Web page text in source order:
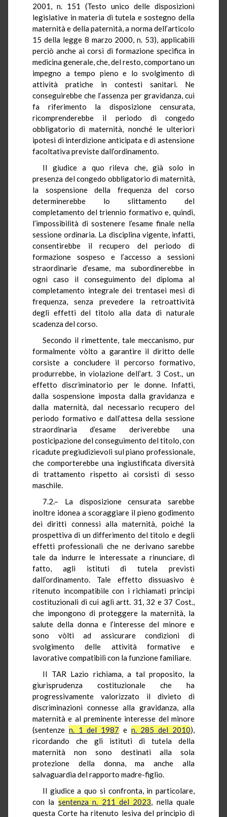
2001, n. 151 (Testo unico delle disposizioni
legislative in materia di tutela e sostegno della
maternità e della paternità, a norma dell’articolo
15 della legge 8 marzo 2000, n. 53), applicabili
perciò anche ai corsi di formazione specifica in
medicina generale, che, del resto, comportano un
impegno a tempo pieno e lo svolgimento di
attività pratiche in contesti sanitari. Ne
conseguirebbe che l’assenza per gravidanza, cui
fa riferimento la disposizione censurata,
ricomprenderebbe il periodo di congedo
obbligatorio di maternità, nonché le ulteriori
ipotesi di interdizione anticipata e di astensione
facoltativa previste dall’ordinamento.
Il giudice a quo rileva che, già solo in
presenza del congedo obbligatorio di maternità,
la sospensione della frequenza del corso
determinerebbe lo slittamento del
completamento del triennio formativo e, quindi,
l’impossibilità di sostenere l’esame finale nella
sessione ordinaria. La disciplina vigente, infatti,
consentirebbe il recupero del periodo di
formazione sospeso e l’accesso a sessioni
straordinarie d’esame, ma subordinerebbe in
ogni caso il conseguimento del diploma al
completamento integrale dei trentasei mesi di
frequenza, senza prevedere la retroattività
degli effetti del titolo alla data di naturale
scadenza del corso.
Secondo il rimettente, tale meccanismo, pur
formalmente vòlto a garantire il diritto delle
corsiste a concludere il percorso formativo,
produrrebbe, in violazione dell’art. 3 Cost., un
effetto discriminatorio per le donne. Infatti,
dalla sospensione imposta dalla gravidanza e
dalla maternità, dal necessario recupero del
periodo formativo e dall’attesa della sessione
straordinaria d’esame deriverebbe una
posticipazione del conseguimento del titolo, con
ricadute pregiudizievoli sul piano professionale,
che comporterebbe una ingiustificata diversità
di trattamento rispetto ai corsisti di sesso
maschile.
7.2.– La disposizione censurata sarebbe
inoltre idonea a scoraggiare il pieno godimento
dei diritti connessi alla maternità, poiché la
prospettiva di un differimento del titolo e degli
effetti professionali che ne derivano sarebbe
tale da indurre le interessate a rinunciare, di
fatto, agli istituti di tutela previsti
dall’ordinamento. Tale effetto dissuasivo è
ritenuto incompatibile con i richiamati principi
costituzionali di cui agli artt. 31, 32 e 37 Cost.,
che impongono di proteggere la maternità, la
salute della donna e l’interesse del minore e
sono vòlti ad assicurare condizioni di
svolgimento delle attività formative e
lavorative compatibili con la funzione familiare.
Il TAR Lazio richiama, a tal proposito, la
giurisprudenza costituzionale che ha
progressivamente valorizzato il divieto di
discriminazioni connesse alla gravidanza, alla
maternità e al preminente interesse del minore
(sentenze n. 1 del 1987 e n. 285 del 2010),
ricordando che gli istituti di tutela della
maternità non sono destinati alla sola
protezione della donna, ma anche alla
salvaguardia del rapporto madre-figlio.
Il giudice a quo si confronta, in particolare,
con la sentenza n. 211 del 2023, nella quale
questa Corte ha ritenuto lesiva del principio di